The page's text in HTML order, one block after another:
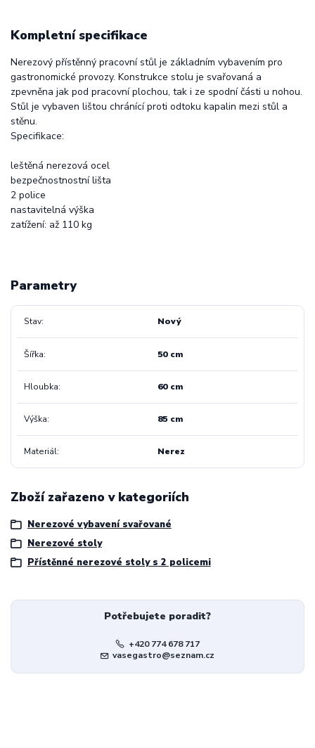
Kompletní specifikace
Nerezový přístěnný pracovní stůl je základním vybavením pro
gastronomické provozy. Konstrukce stolu je svařovaná a
zpevněna jak pod pracovní plochou, tak i ze spodní části u nohou.
Stůl je vybaven lištou chránící proti odtoku kapalin mezi stůl a
stěnu.
Specifikace:
leštěná nerezová ocel
bezpečnostnostní lišta
2 police
nastavitelná výška
zatížení: až 110 kg
Parametry
Stav Nový
Šířka 50 cm
Hloubka 60 cm
Výška 85 cm
Materiál Nerez
Zboží zařazeno v kategoriích
Nerezové vybavení svařované
Nerezové stoly
Přístěnné nerezové stoly s 2 policemi
Potřebujete poradit?
+420 774 678 717
vasegastro@seznam.cz